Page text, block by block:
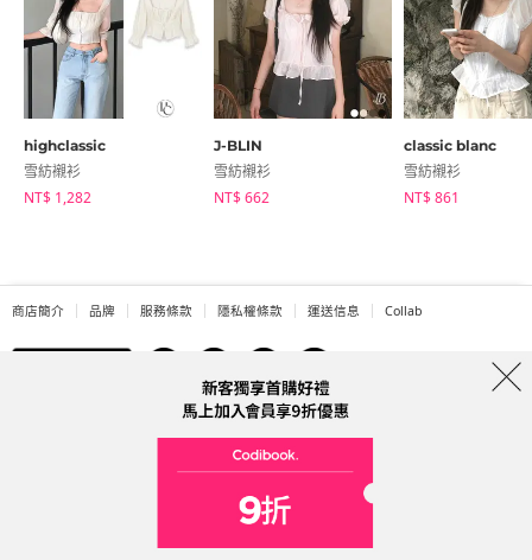
highclassic
雪紡襯衫
NT$ 1,282
J-BLIN
雪紡襯衫
NT$ 662
classic blanc
雪紡襯衫
NT$ 861
商店簡介 品牌 服務條款 隱私權條款 運送信息 Collab
Address: A-301, 114, Gasan digital 2-ro, Geumcheon-gu, Seoul